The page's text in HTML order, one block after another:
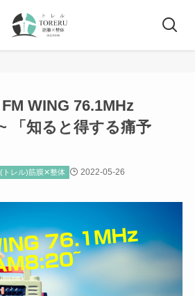
WING 76.1MHz
「知ると得する痛予
トレル)筋膜✕整体 2022-05-26